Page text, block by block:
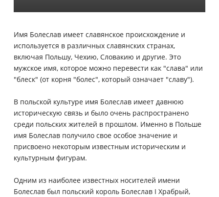
Имя Болеслав имеет славянское происхождение и
используется в различных славянских странах,
включая Польшу, Чехию, Словакию и другие. Это
мужское имя, которое можно перевести как "слава" или
"блеск" (от корня "болес", который означает "славу").
В польской культуре имя Болеслав имеет давнюю
историческую связь и было очень распространено
среди польских жителей в прошлом. Именно в Польше
имя Болеслав получило свое особое значение и
присвоено некоторым известным историческим и
культурным фигурам.
Одним из наиболее известных носителей имени
Болеслав был польский король Болеслав I Храбрый,